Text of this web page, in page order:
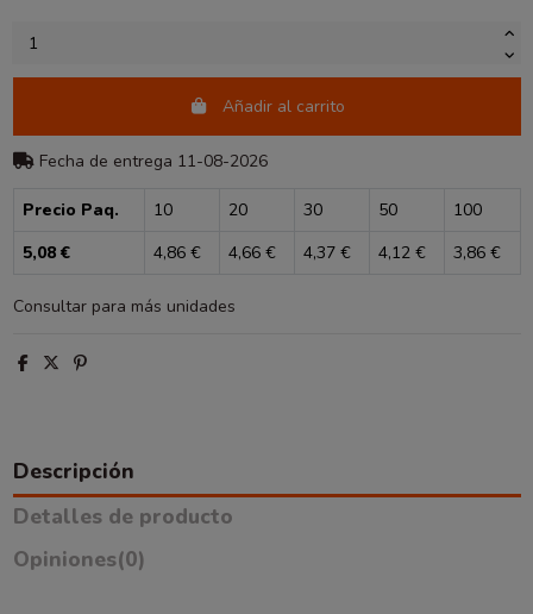
Añadir al carrito
Fecha de entrega 11-08-2026
Precio Paq. 10 20 30 50
100
5,08 €
4,86 € 4,66 € 4,37 € 4,12 € 3,86 €
Consultar para más unidades
Descripción
Detalles de producto
Opiniones(0)